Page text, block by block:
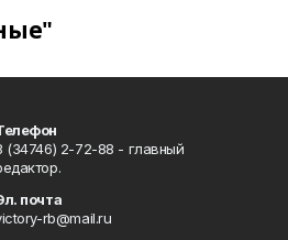
(34746) 2-72-88 - главный
почта
rb@mail.ru